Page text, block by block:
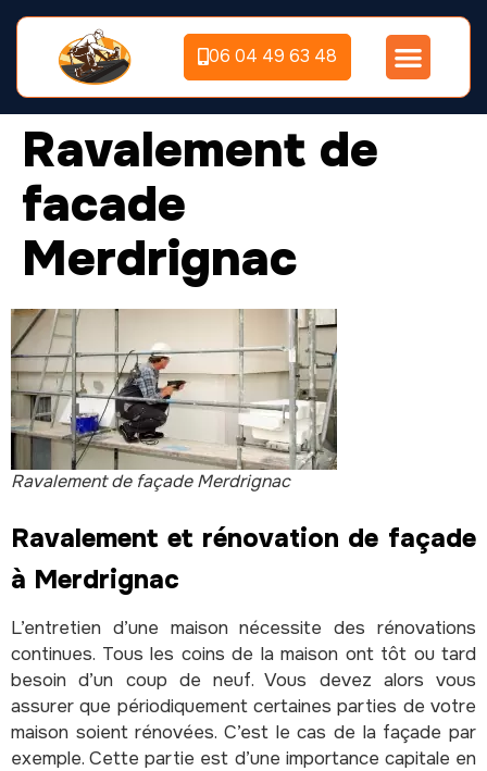
06 04 49 63 48
Ravalement de
facade
Merdrignac
Ravalement de façade Merdrignac
Ravalement et rénovation de façade
à Merdrignac
L’entretien d’une maison nécessite des rénovations
continues. Tous les coins de la maison ont tôt ou tard
besoin d’un coup de neuf. Vous devez alors vous
assurer que périodiquement certaines parties de votre
maison soient rénovées. C’est le cas de la façade par
exemple. Cette partie est d’une importance capitale en